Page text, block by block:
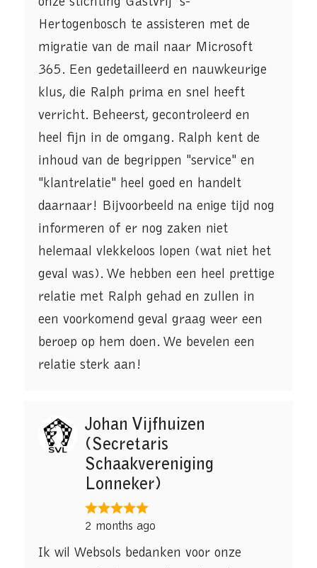
Hertogenbosch te assisteren met de
migratie van de mail naar Microsoft
365. Een gedetailleerd en nauwkeurige
klus, die Ralph prima en snel heeft
verricht. Beheerst, gecontroleerd en
heel fijn in de omgang. Ralph kent de
inhoud van de begrippen "service" en
"klantrelatie" heel goed en handelt
daarnaar! Bijvoorbeeld na enige tijd nog
informeren of er nog zaken niet
helemaal vlekkeloos lopen (wat niet het
geval was). We hebben een heel prettige
relatie met Ralph gehad en zullen in
een voorkomend geval graag weer een
beroep op hem doen. We bevelen een
relatie sterk aan!
Johan Vijfhuizen
(Secretaris
Schaakvereniging
Lonneker)
2 months ago
Ik wil Websols bedanken voor onze